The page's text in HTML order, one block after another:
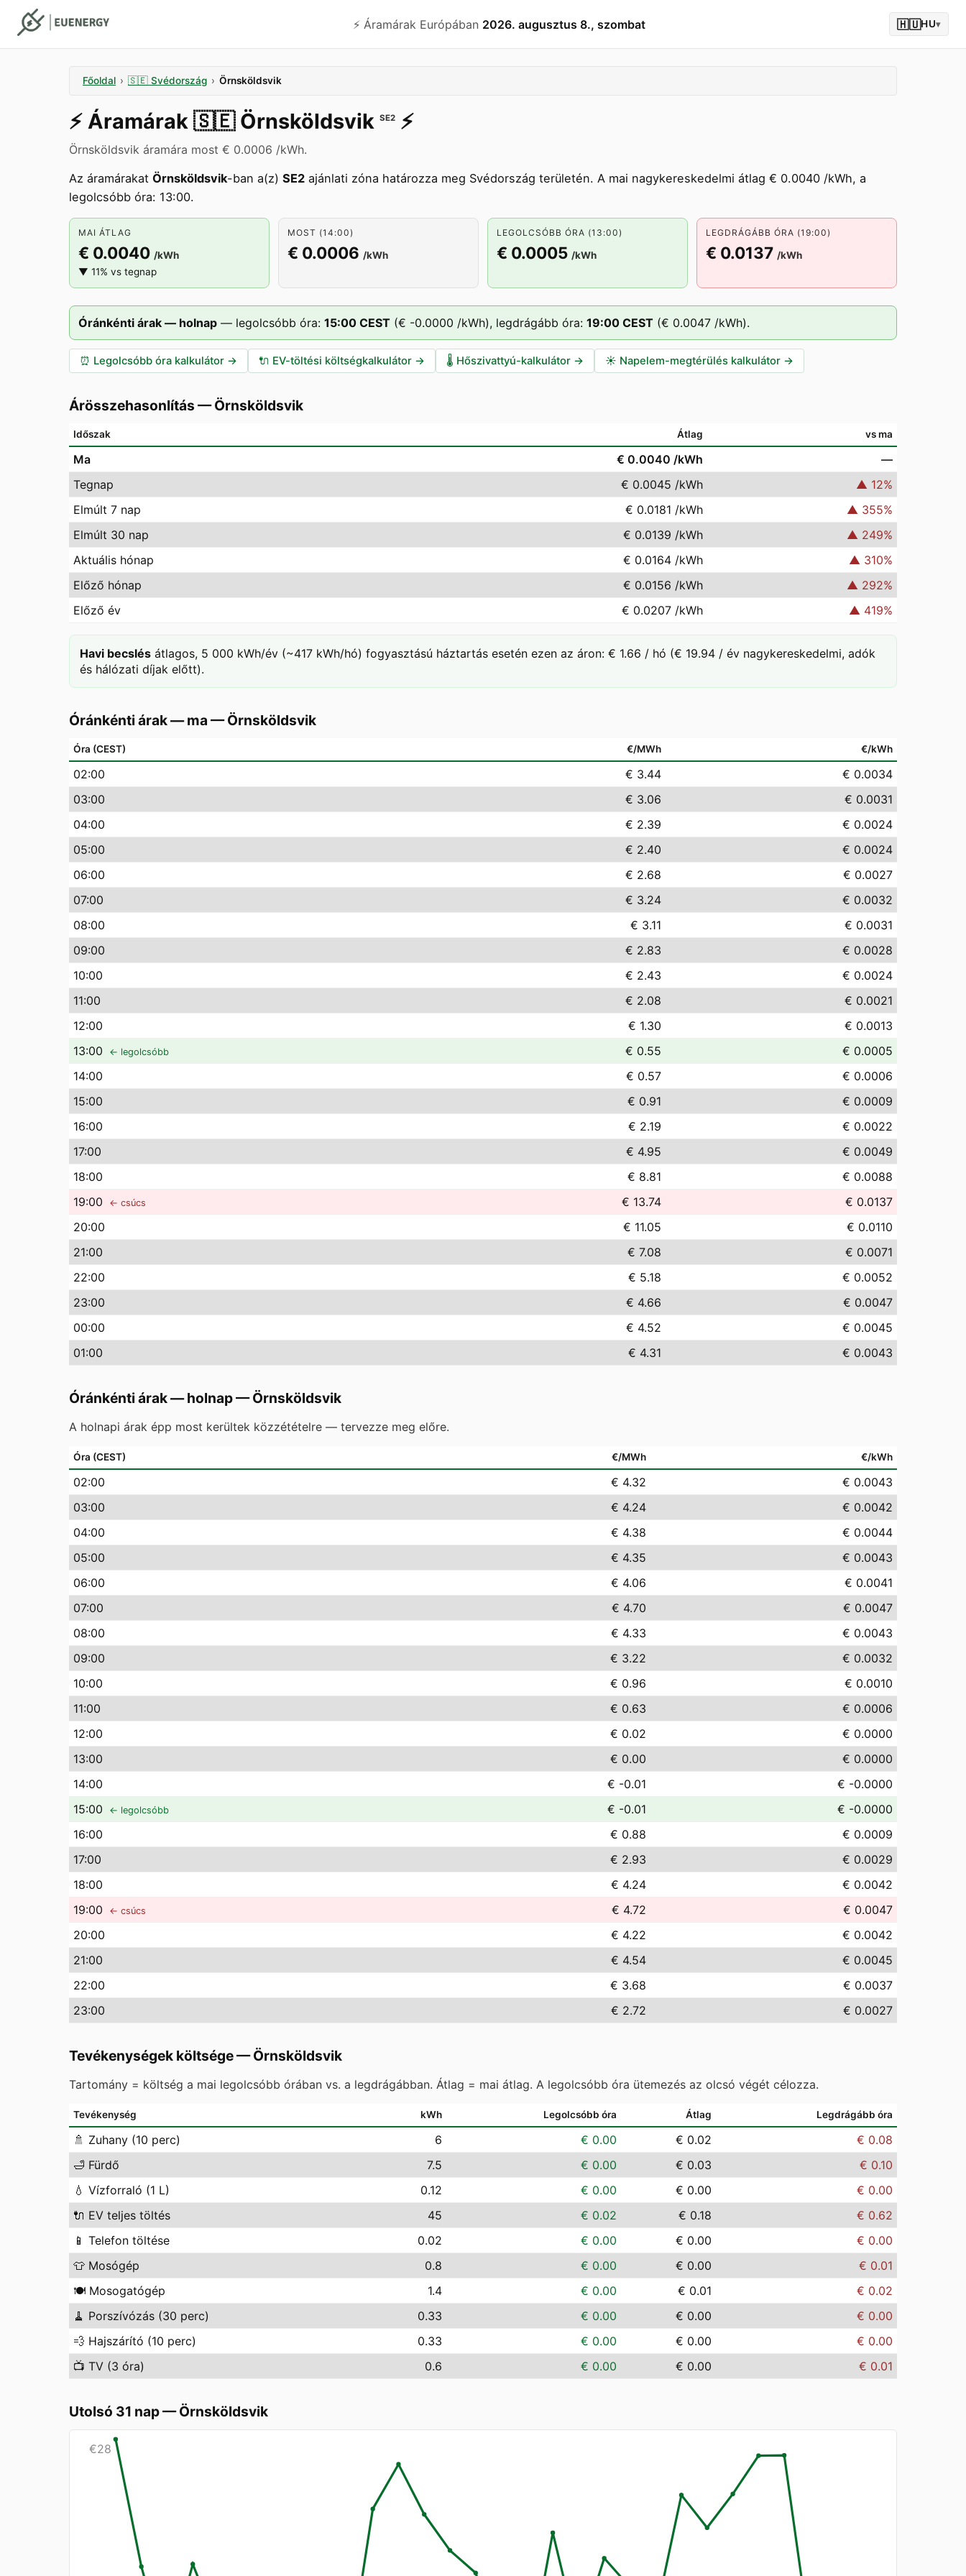
⚡️ Áramárak Európában 2026. augusztus 8., szombat 🇭🇺HU▾
Főoldal › 🇸🇪 Svédország › Örnsköldsvik
⚡️ Áramárak 🇸🇪 Örnsköldsvik SE2 ⚡️
Örnsköldsvik áramára most € 0.0006 /kWh.
Az áramárakat Örnsköldsvik-ban a(z) SE2 ajánlati zóna határozza meg Svédország területén. A mai nagykereskedelmi átlag € 0.0040 /kWh, a
legolcsóbb óra: 13:00.
MAI ÁTLAG
€ 0.0040 /kWh
▼ 11% vs tegnap
MOST (14:00)
€ 0.0006 /kWh
LEGOLCSÓBB ÓRA (13:00)
€ 0.0005 /kWh
LEGDRÁGÁBB ÓRA (19:00)
€ 0.0137 /kWh
Óránkénti árak — holnap — legolcsóbb óra: 15:00 CEST (€ -0.0000 /kWh), legdrágább óra: 19:00 CEST (€ 0.0047 /kWh).
⏰ Legolcsóbb óra kalkulátor → 🔌 EV-töltési költségkalkulátor → 🌡️ Hőszivattyú-kalkulátor → ☀️ Napelem-megtérülés kalkulátor →
Árösszehasonlítás —Örnsköldsvik
Időszak Átlag vs ma
Ma € 0.0040 /kWh
—
Tegnap
€ 0.0045 /kWh ▲ 12%
Elmúlt 7 nap
€ 0.0181 /kWh ▲ 355%
Elmúlt 30 nap
€ 0.0139 /kWh ▲ 249%
Aktuális hónap
€ 0.0164 /kWh ▲ 310%
Előző hónap
€ 0.0156 /kWh ▲ 292%
Előző év
€ 0.0207 /kWh ▲ 419%
Havi becslés átlagos, 5 000 kWh/év (~417 kWh/hó) fogyasztású háztartás esetén ezen az áron: € 1.66 / hó (€ 19.94 / év nagykereskedelmi, adók
és hálózati díjak előtt).
Óránkénti árak — ma —Örnsköldsvik
Óra (CEST) €/MWh €/kWh
02:00 € 3.44
€ 0.0034
03:00 € 3.06
€ 0.0031
04:00 € 2.39
€ 0.0024
05:00 € 2.40
€ 0.0024
06:00 € 2.68
€ 0.0027
07:00 € 3.24
€ 0.0032
08:00 € 3.11
€ 0.0031
09:00 € 2.83
€ 0.0028
10:00 € 2.43
€ 0.0024
11:00 € 2.08
€ 0.0021
12:00 € 1.30
€ 0.0013
13:00 ← legolcsóbb € 0.55
€ 0.0005
14:00 € 0.57
€ 0.0006
15:00 € 0.91
€ 0.0009
16:00 € 2.19
€ 0.0022
17:00 € 4.95
€ 0.0049
18:00 € 8.81
€ 0.0088
19:00 ← csúcs € 13.74
€ 0.0137
20:00 € 11.05
€ 0.0110
21:00 € 7.08
€ 0.0071
22:00 € 5.18
€ 0.0052
23:00 € 4.66
€ 0.0047
00:00 € 4.52
€ 0.0045
01:00 € 4.31 € 0.0043
Óránkénti árak — holnap—Örnsköldsvik
A holnapi árak épp most kerültek közzétételre — tervezze meg előre.
Óra (CEST) €/MWh €/kWh
02:00 € 4.32
€ 0.0043
03:00 € 4.24
€ 0.0042
04:00 € 4.38
€ 0.0044
05:00 € 4.35
€ 0.0043
06:00 € 4.06
€ 0.0041
07:00 € 4.70
€ 0.0047
08:00 € 4.33
€ 0.0043
09:00 € 3.22
€ 0.0032
10:00 € 0.96
€ 0.0010
11:00 € 0.63
€ 0.0006
12:00 € 0.02
€ 0.0000
13:00 € 0.00
€ 0.0000
14:00 € -0.01
€ -0.0000
15:00 ← legolcsóbb € -0.01
€ -0.0000
16:00 € 0.88
€ 0.0009
17:00 € 2.93
€ 0.0029
18:00 € 4.24
€ 0.0042
19:00 ← csúcs € 4.72
€ 0.0047
20:00 € 4.22
€ 0.0042
21:00 € 4.54
€ 0.0045
22:00 € 3.68
€ 0.0037
23:00 € 2.72 € 0.0027
Tevékenységek költsége—Örnsköldsvik
Tartomány = költség a mai legolcsóbb órában vs. a legdrágábban. Átlag = mai átlag. A legolcsóbb óra ütemezés az olcsó végét célozza.
Tevékenység kWh Legolcsóbb óra Átlag Legdrágább óra
🚿 Zuhany (10 perc) 6 € 0.00 € 0.02
€ 0.08
🛁 Fürdő 7.5 € 0.00 € 0.03
€ 0.10
💧 Vízforraló (1 L) 0.12 € 0.00 € 0.00
€ 0.00
🔌 EV teljes töltés 45 € 0.02 € 0.18
€ 0.62
📱 Telefon töltése 0.02 € 0.00 € 0.00
€ 0.00
👕 Mosógép 0.8 € 0.00 € 0.00
€ 0.01
🍽️ Mosogatógép 1.4 € 0.00 € 0.01
€ 0.02
🧹 Porszívózás (30 perc) 0.33 € 0.00 € 0.00
€ 0.00
💨 Hajszárító (10 perc) 0.33 € 0.00 € 0.00
€ 0.00
📺 TV (3 óra) 0.6 € 0.00 € 0.00 € 0.01
Utolsó 31 nap—Örnsköldsvik
€28